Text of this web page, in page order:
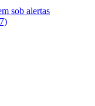
sob alertas